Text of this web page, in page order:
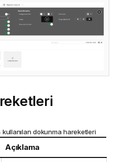
dokunma hareketleri
Açıklama